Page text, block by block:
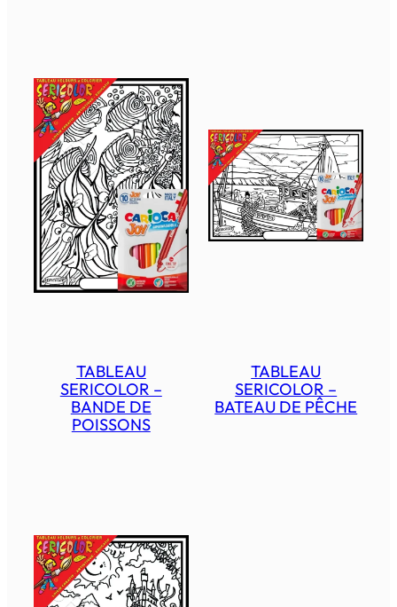
TABLEAU
SERICOLOR –
BANDE DE
POISSONS
TABLEAU
SERICOLOR –
BATEAU DE PÊCHE